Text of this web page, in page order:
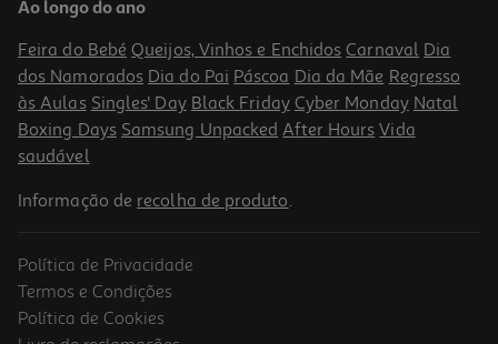
34.99 €/un
34,99 €
Ao longo do ano
Feira do Bebé Queijos, Vinhos e Enchidos Carnaval Dia
dos Namorados Dia do Pai Páscoa Dia da Mãe Regresso
às Aulas Singles' Day Black Friday Cyber Monday Natal
Boxing Days Samsung Unpacked After Hours Vida
saudável
Informação de recolha de produto.
Política de Privacidade
Termos e Condições
Política de Cookies